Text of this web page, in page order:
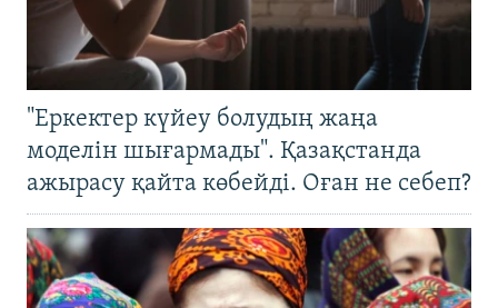
"Еркектер күйеу болудың жаңа
моделін шығармады". Қазақстанда
ажырасу қайта көбейді. Оған не себеп?